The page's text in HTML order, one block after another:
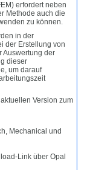
erfordert neben
Methode auch die
zu können.
in der
der Erstellung von
Auswertung der
dieser
um darauf
Version zum
Mechanical und
Link über Opal